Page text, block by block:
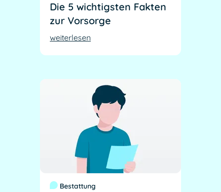
Die 5 wichtigsten Fakten
zur Vorsorge
weiterlesen
Bestattung